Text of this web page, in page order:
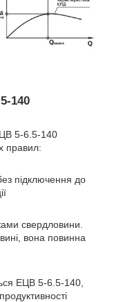
140
5-6.5-140
правил:
підключення до
свердловини.
вона повинна
ЕЦВ 5-6.5-140,